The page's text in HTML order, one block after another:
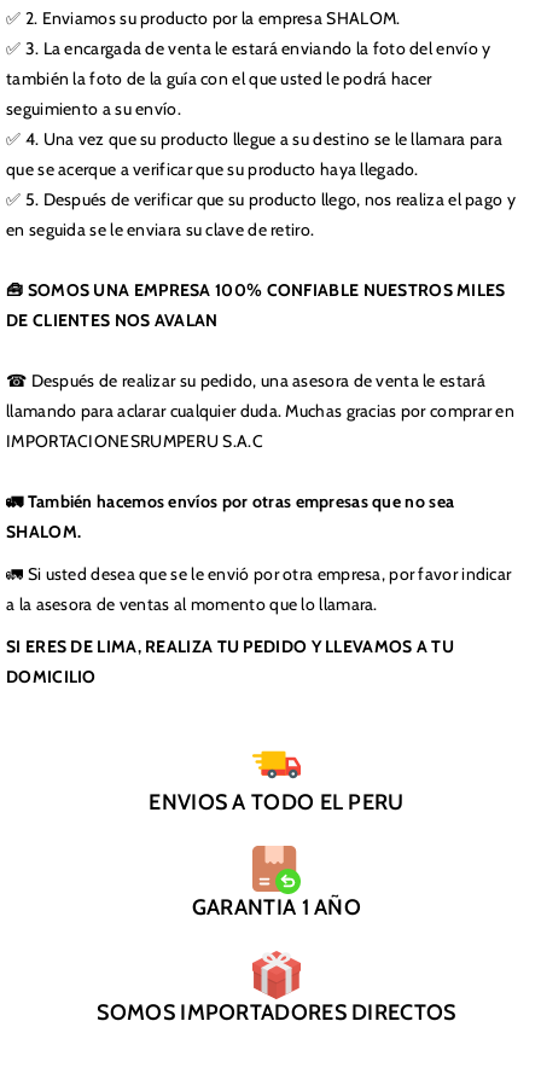
✅ 2. Enviamos su producto por la empresa SHALOM.
✅ 3. La encargada de venta le estará enviando la foto del envío y
también la foto de la guía con el que usted le podrá hacer
seguimiento a su envío.
✅ 4. Una vez que su producto llegue a su destino se le llamara para
que se acerque a verificar que su producto haya llegado.
✅ 5. Después de verificar que su producto llego, nos realiza el pago y
en seguida se le enviara su clave de retiro.
🧰 SOMOS UNA EMPRESA 100% CONFIABLE NUESTROS MILES
DE CLIENTES NOS AVALAN
☎ Después de realizar su pedido, una asesora de venta le estará
llamando para aclarar cualquier duda. Muchas gracias por comprar en
IMPORTACIONESRUMPERU S.A.C
🚛 También hacemos envíos por otras empresas que no sea
SHALOM.
🚛 Si usted desea que se le envió por otra empresa, por favor indicar
a la asesora de ventas al momento que lo llamara.
SI ERES DE LIMA, REALIZA TU PEDIDO Y LLEVAMOS A TU
DOMICILIO
ENVIOS A TODO EL PERU
GARANTIA 1 AÑO
SOMOS IMPORTADORES DIRECTOS